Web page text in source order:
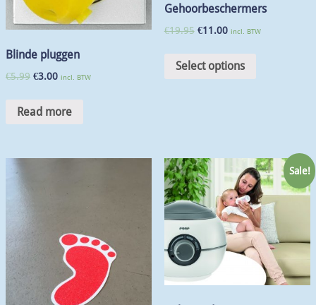
Blinde pluggen
€5.99 €3.00 incl. BTW
Read more
Gehoorbeschermers
€19.95 €11.00 incl. BTW
Select options
Sale!